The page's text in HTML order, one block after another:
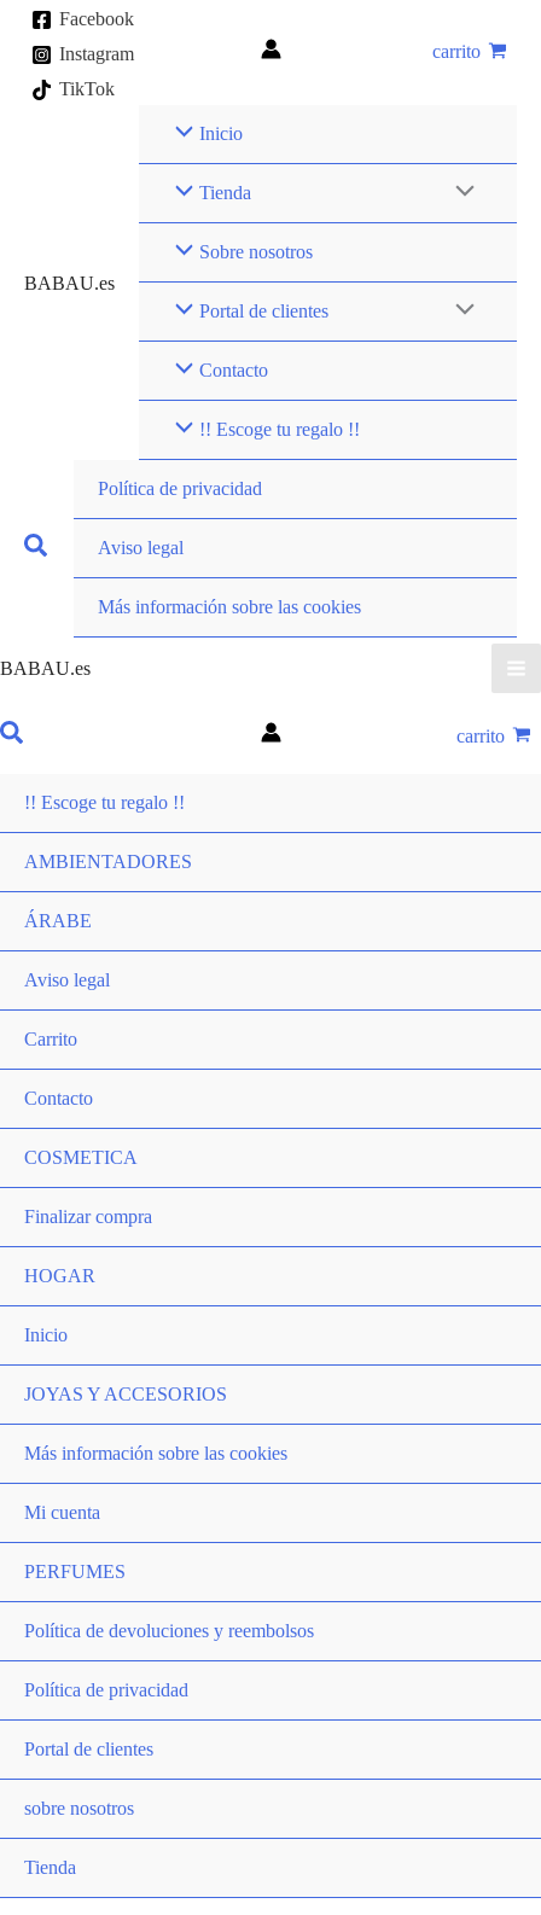
contenido
Facebook
Instagram
TikTok
carrito
BABAU.es
Inicio
Tienda
Sobre nosotros
Portal de clientes
Contacto
!! Escoge tu regalo !!
Política de privacidad
Aviso legal
Más información sobre las cookies
BABAU.es
carrito
!! Escoge tu regalo !!
AMBIENTADORES
ÁRABE
Aviso legal
Carrito
Contacto
COSMETICA
Finalizar compra
HOGAR
Inicio
JOYAS Y ACCESORIOS
Más información sobre las cookies
Mi cuenta
PERFUMES
Política de devoluciones y reembolsos
Política de privacidad
Portal de clientes
sobre nosotros
Tienda